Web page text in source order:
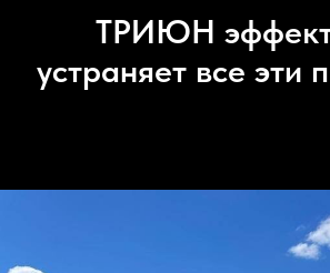
ТРИЮН
устраняет все эти